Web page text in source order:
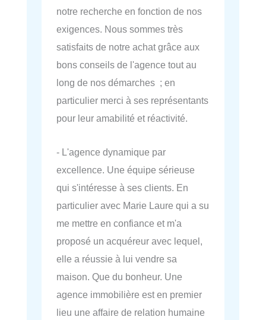
notre recherche en fonction de nos
exigences. Nous sommes très
satisfaits de notre achat grâce aux
bons conseils de l'agence tout au
long de nos démarches ; en
particulier merci à ses représentants
pour leur amabilité et réactivité.
- L'agence dynamique par
excellence. Une équipe sérieuse
qui s'intéresse à ses clients. En
particulier avec Marie Laure qui a su
me mettre en confiance et m'a
proposé un acquéreur avec lequel,
elle a réussie à lui vendre sa
maison. Que du bonheur. Une
agence immobilière est en premier
lieu une affaire de relation humaine